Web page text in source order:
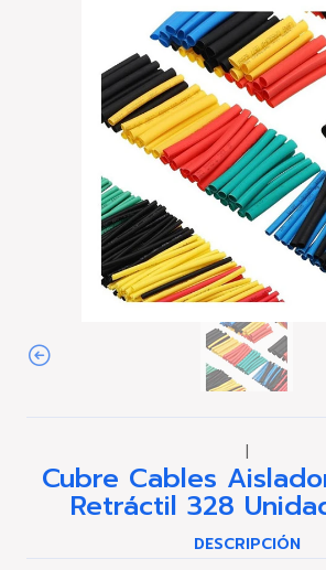
|
Cubre Cables
Retráctil 328
DESCRIPCIÓN